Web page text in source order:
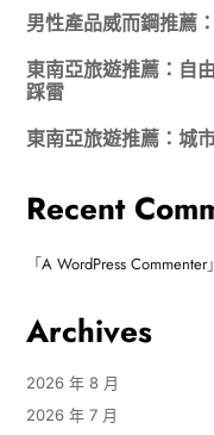
男性產品威而鋼推薦
東南亞旅遊推薦：自
踩雷
東南亞旅遊推薦：城
Recent
「A WordPress Commenter
Archives
2026 年 8 月
2026 年 7 月